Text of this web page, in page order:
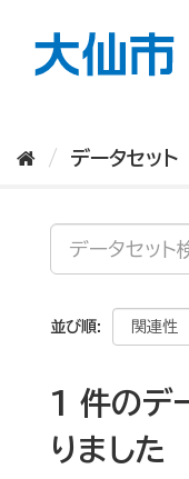
データセット
並び順
1 件のデ
りました